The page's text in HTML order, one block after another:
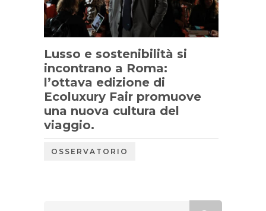
Lusso e sostenibilità si
incontrano a Roma:
l’ottava edizione di
Ecoluxury Fair promuove
una nuova cultura del
viaggio.
OSSERVATORIO